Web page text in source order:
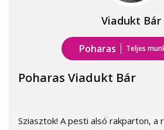
Viadukt Bár
Poharas Teljes
Poharas Viadukt Bár
Sziasztok! A pesti alsó rakparton, a